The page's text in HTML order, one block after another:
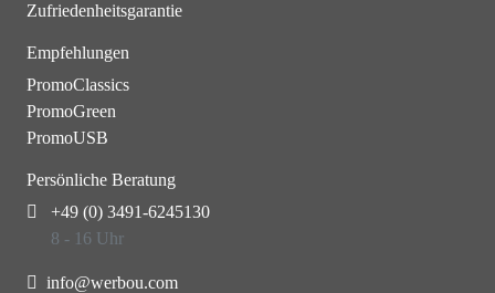
Zufriedenheitsgarantie
Empfehlungen
PromoClassics
PromoGreen
PromoUSB
Persönliche Beratung
+49 (0) 3491-6245130
8 - 16 Uhr
info@werbou.com